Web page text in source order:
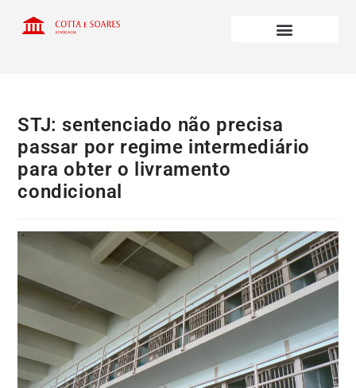
STJ: sentenciado não precisa
passar por regime intermediário
para obter o livramento
condicional